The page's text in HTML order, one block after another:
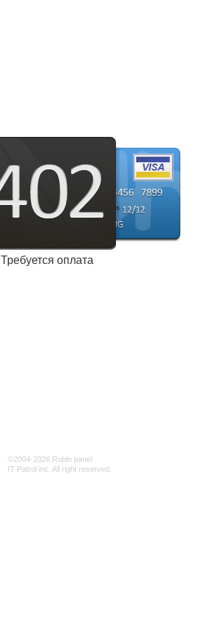
Требуется оплата
©2004-2026 Robin panel
IT Patrol inc. All right reserved.